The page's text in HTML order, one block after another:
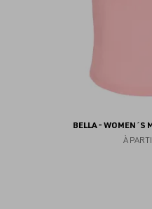
BELLA - WOMEN´S
À